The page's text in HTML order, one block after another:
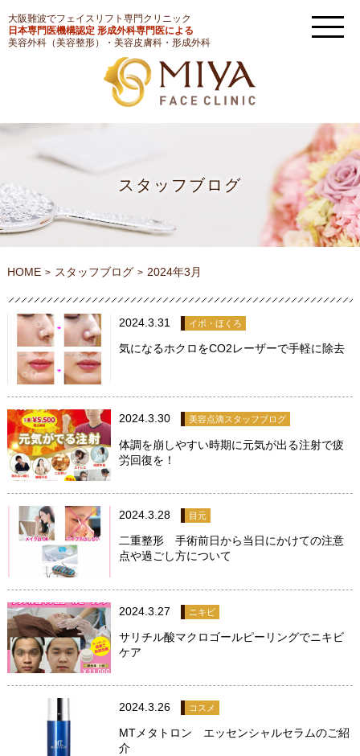
大阪難波でフェイスリフト専門クリニック
日本専門医機構認定 形成外科専門医による
美容外科（美容整形）・美容皮膚科・形成外科
スタッフブログ
HOME スタッフブログ 2024年3月
2024.3.31 イボ・ほくろ
気になるホクロをCO2レーザーで手軽に除去
2024.3.30 美容点滴スタッフブログ
体調を崩しやすい時期に元気が出る注射で疲
労回復を！
2024.3.28 目元
二重整形 手術前日から当日にかけての注意
点や過ごし方について
2024.3.27 ニキビ
サリチル酸マクロゴールピーリングでニキビ
ケア
2024.3.26 コスメ
MTメタトロン エッセンシャルセラムのご紹
介